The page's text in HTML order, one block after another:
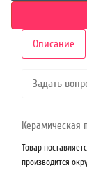
Описание
Задать
Керамическая
Товар
производится